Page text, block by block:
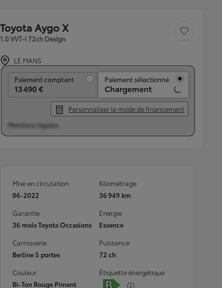
Toyota Aygo X
1.0 VVT-i 72ch Design
Sauvegarder le
LE MANS
Paiement comptant
13 490 €
Paiement sélectionné
Chargement
Personnaliser le mode de financement
Mentions légales
Mise en circulation
06-2022
Kilométrage
36 949 km
Garantie
36 mois Toyota Occasions
Energie
Essence
Carrosserie
Berline 5 portes
Puissance
72 ch
Couleur
Bi-Ton Rouge Piment
Étiquette énergétique